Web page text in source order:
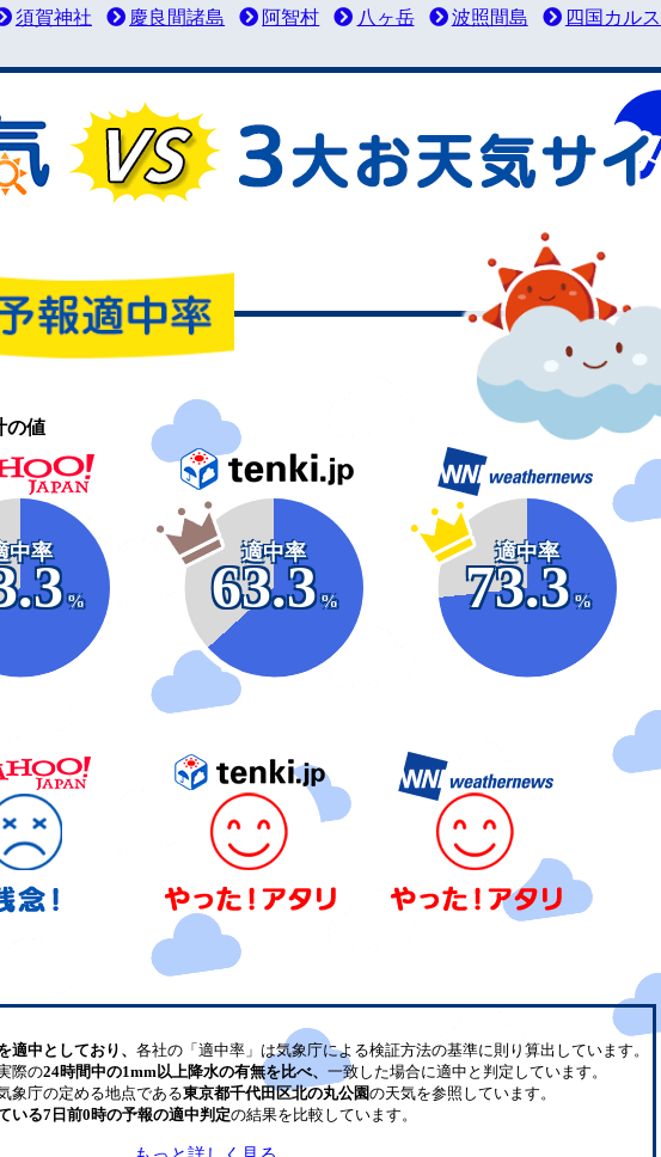
須賀神社 慶良間諸島 阿智村 八ヶ岳 波照間島 四国カルス
の値
中率
%
適中率
63.3
%
適中率
73.3
%
適中としており、 各社の「適中率」は気象庁による検証方法の基準に則り算出しています。
際の24時間中の1mm以上降水の有無を比べ、 一致した場合に適中と判定しています。
象庁の定める地点である東京都千代田区北の丸公園の天気を参照しています。
いる7日前0時の予報の適中判定の結果を比較しています。